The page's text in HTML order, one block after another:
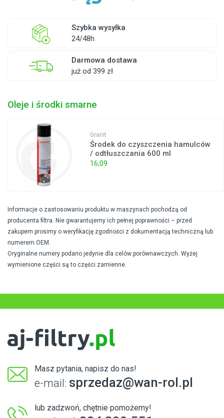
Szybka wysyłka
24/48h
Darmowa dostawa
już od 399 zł
Oleje i środki smarne
Granit
Środek do czyszczenia hamulców
/ odtłuszczania 600 ml
16,09
Informacje o zastosowaniu produktu w maszynach pochodzą od
producenta filtra. Nie gwarantujemy ich pełnej poprawności – przed
zakupem prosimy o weryfikację zgodności z dokumentacją techniczną lub
numerem OEM.
Oryginalne numery podano jedynie dla celów porównawczych. Wyżej
wymienione części są to części zamienne.
Masz pytania, napisz do nas!
e-mail: sprzedaz@wan-rol.pl
lub zadzwoń, chętnie pomożemy!